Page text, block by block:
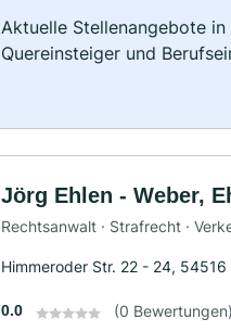
Aktuelle Stellenangebote
Quereinsteiger und
Jörg Ehlen - Weber,
Rechtsanwalt · Strafrecht ·
Himmeroder Str. 22 - 24,
0.0 (0 Bewertungen)